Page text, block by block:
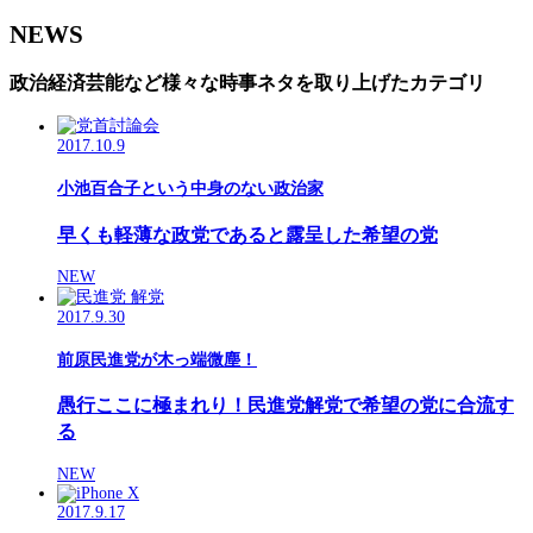
NEWS
政治経済芸能など様々な時事ネタを取り上げたカテゴリ
2017.10.9
小池百合子という中身のない政治家
早くも軽薄な政党であると露呈した希望の党
NEW
2017.9.30
前原民進党が木っ端微塵！
愚行ここに極まれり！民進党解党で希望の党に合流す
る
NEW
2017.9.17